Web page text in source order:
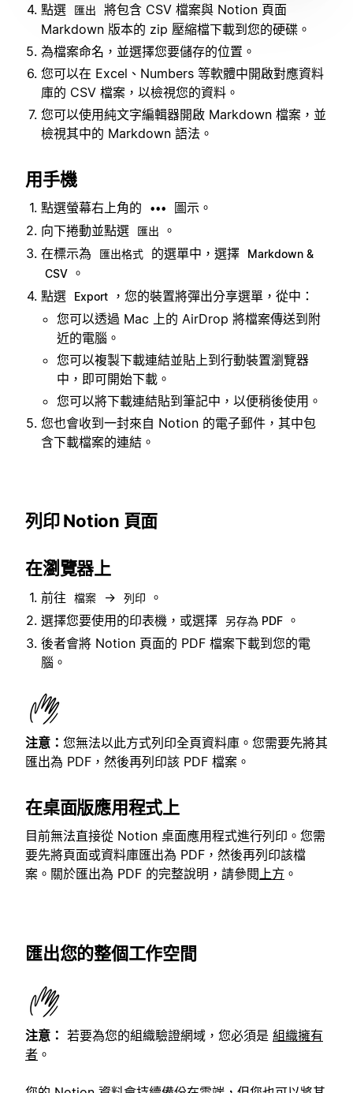
點選 匯出
將包含 CSV 檔案與 Notion 頁面
Markdown 版本的 zip 壓縮檔下載到您的硬碟。
為檔案命名，並選擇您要儲存的位置。
您可以在 Excel、Numbers 等軟體中開啟對應資料
庫的 CSV 檔案，以檢視您的資料。
您可以使用純文字編輯器開啟 Markdown 檔案，並
檢視其中的 Markdown 語法。
用手機
點選螢幕右上角的 •••
圖示。
向下捲動並點選
匯出
。
在標示為
匯出格式 的選單中，選擇
Markdown &
CSV 。
點選
Export
，您的裝置將彈出分享選單，從中：
您可以透過 Mac 上的 AirDrop 將檔案傳送到附
近的電腦。
您可以複製下載連結並貼上到行動裝置瀏覽器
中，即可開始下載。
您可以將下載連結貼到筆記中，以便稍後使用。
您也會收到一封來自 Notion 的電子郵件，其中包
含下載檔案的連結。
列印 Notion 頁面
在瀏覽器上
前往 檔案 → 列印
。
選擇您要使用的印表機，或選擇
另存為 PDF 。
後者會將 Notion 頁面的 PDF 檔案下載到您的電
腦。
注意： 您無法以此方式列印全頁資料庫。您需要先將其
匯出為 PDF，然後再列印該 PDF 檔案。
在桌面版應用程式上
目前無法直接從 Notion 桌面應用程式進行列印。您需
要先將頁面或資料庫匯出為 PDF，然後再列印該檔
案。關於匯出為 PDF 的完整說明，請參閱上方 。
匯出您的整個工作空間
注意： 若要為您的組織驗證網域，您必須是 組織擁有
者 。